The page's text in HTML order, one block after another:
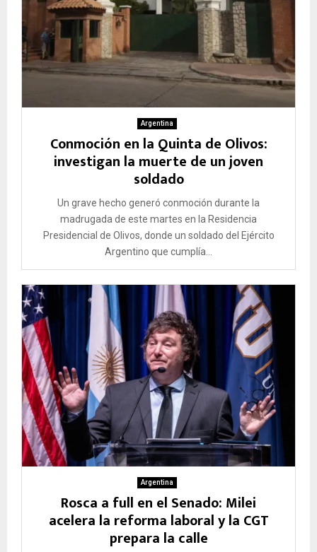
Argentina
Conmoción en la Quinta de Olivos:
investigan la muerte de un joven
soldado
Un grave hecho generó conmoción durante la
madrugada de este martes en la Residencia
Presidencial de Olivos, donde un soldado del Ejército
Argentino que cumplía...
Argentina
Rosca a full en el Senado: Milei
acelera la reforma laboral y la CGT
prepara la calle